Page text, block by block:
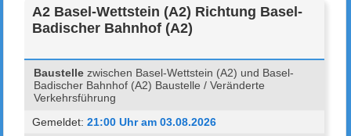
A2 Basel-Wettstein (A2) Richtung Basel-
Badischer Bahnhof (A2)
Baustelle zwischen Basel-Wettstein (A2) und Basel-
Badischer Bahnhof (A2) Baustelle / Veränderte
Verkehrsführung
Gemeldet:21:00 Uhr am 03.08.2026